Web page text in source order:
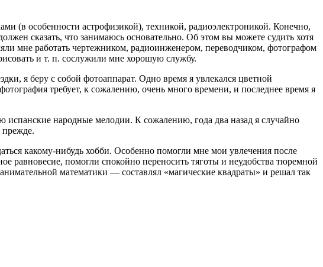
(в особенности астрофизикой), техникой, радиоэлектроникой. Конечно,
сказать, что занимаюсь основательно. Об этом вы можете судить хотя
мне работать чертежником, радиоинженером, переводчиком, фотографом
и т. п. сослужили мне хорошую службу.
я беру с собой фотоаппарат. Одно время я увлекался цветной
требует, к сожалению, очень много времени, и последнее время я
народные мелодии. К сожалению, года два назад я случайно
прежде.
какому-нибудь хобби. Особенно помогли мне мои увлечения после
равновесие, помогли спокойно переносить тяготы и неудобства тюремной
математики — составлял «магические квадраты» и решал так